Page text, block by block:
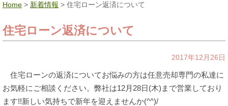
Home > 新着情報 > 住宅ローン返済について
住宅ローン返済について
2017年12月26日
住宅ローンの返済についてお悩みの方は任意売却専門の私達に
お気軽にご相談ください。弊社は12月28日(木)まで営業しており
ます!!新しい気持ちで新年を迎えませんか(^^)/